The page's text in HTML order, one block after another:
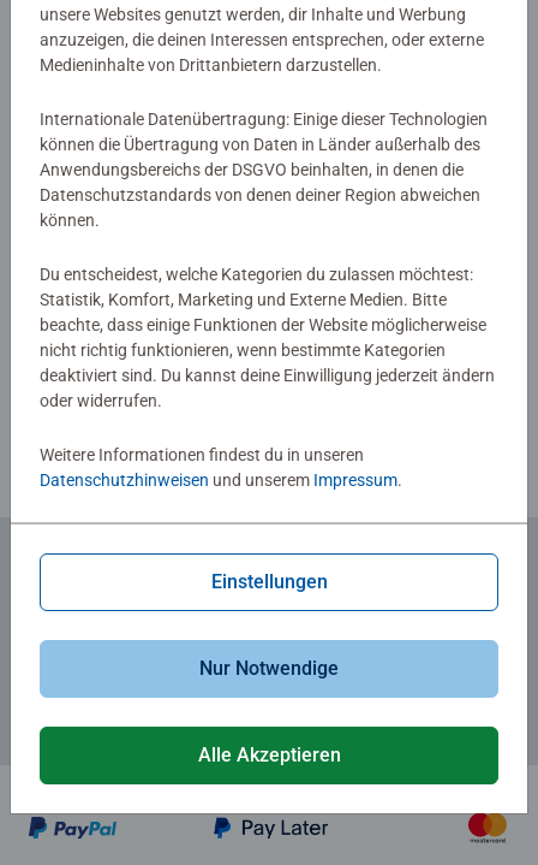
Warnhinweise und Herstellerinformation
Noch keine Bewertungen
abgegeben
0/0
Verfasse eine Bewertung
Richtlinien für Bewertungen
Zum Newsletter anmelden
unsere Websites genutzt werden, dir Inhalte und Werbung
anzuzeigen, die deinen Interessen entsprechen, oder externe
Medieninhalte von Drittanbietern darzustellen.
Internationale Datenübertragung: Einige dieser Technologien
können die Übertragung von Daten in Länder außerhalb des
Anwendungsbereichs der DSGVO beinhalten, in denen die
Datenschutzstandards von denen deiner Region abweichen
können.
Du entscheidest, welche Kategorien du zulassen möchtest:
Statistik, Komfort, Marketing und Externe Medien. Bitte
beachte, dass einige Funktionen der Website möglicherweise
nicht richtig funktionieren, wenn bestimmte Kategorien
deaktiviert sind. Du kannst deine Einwilligung jederzeit ändern
oder widerrufen.
Weitere Informationen findest du in unseren
Datenschutzhinweisen und unserem Impressum.
Einstellungen
Nur Notwendige
Alle Akzeptieren